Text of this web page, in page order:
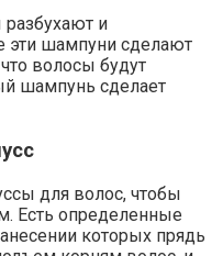
и
эти шампуни сделают
волосы будут
шампунь сделает
для волос, чтобы
Есть определенные
которых прядь